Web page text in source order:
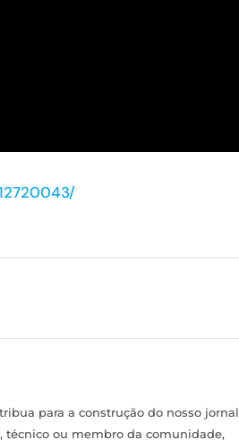
para a construção do nosso jornal
técnico ou membro da comunidade,